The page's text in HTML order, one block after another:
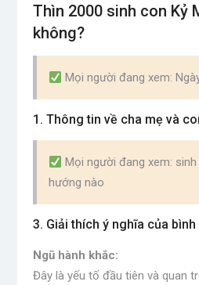
Thìn 2000 sinh con Kỷ
không?
Mọi người đang xem:
1. Thông tin về cha mẹ và
Mọi người đang xem:
hướng nào
3. Giải thích ý nghĩa của bình
Ngũ hành khắc:
Đây là yếu tố đầu tiên và quan